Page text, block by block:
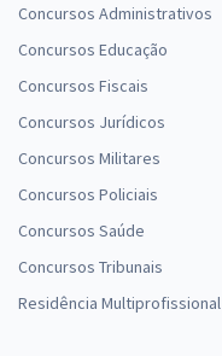
Concursos Administrativos
Concursos Educação
Concursos Fiscais
Concursos Jurídicos
Concursos Militares
Concursos Policiais
Concursos Saúde
Concursos Tribunais
Residência Multiprofissional